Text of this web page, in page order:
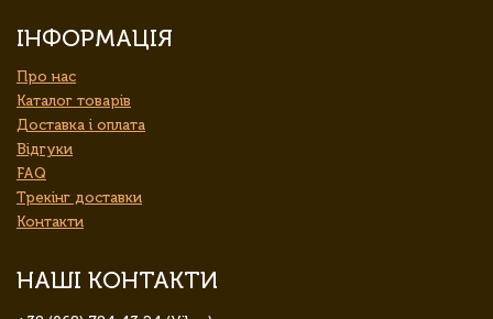
ІНФОРМАЦІЯ
Про нас
Каталог товарів
Доставка і оплата
Відгуки
FAQ
Трекінг доставки
Контакти
НАШІ КОНТАКТИ